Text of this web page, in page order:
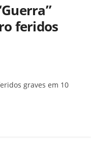
feridos
graves em 10